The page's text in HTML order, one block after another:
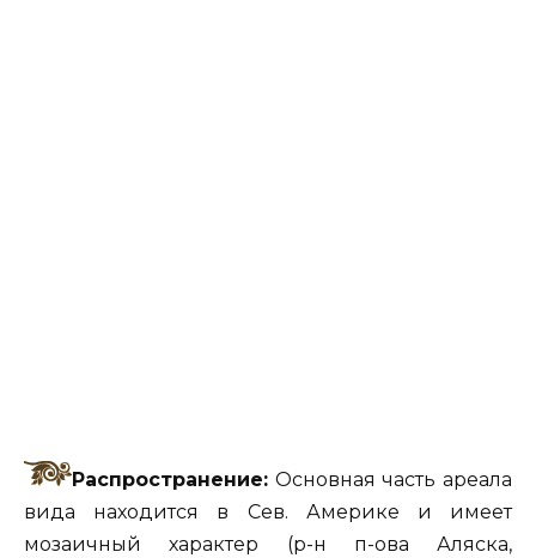
Распространение: Основная часть ареала
вида находится в Сев. Америке и имеет
мозаичный характер (р-н п-ова Аляска,